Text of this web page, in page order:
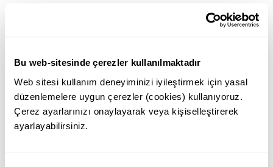
Bu web-sitesinde çerezler kullanılmaktadır
Web sitesi kullanım deneyiminizi iyileştirmek için yasal
düzenlemelere uygun çerezler (cookies) kullanıyoruz.
Çerez ayarlarınızı onaylayarak veya kişiselleştirerek
ayarlayabilirsiniz.